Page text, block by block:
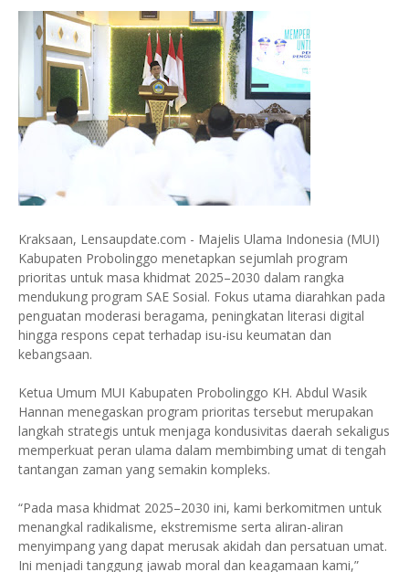
Kraksaan, Lensaupdate.com - Majelis Ulama Indonesia (MUI)
Kabupaten Probolinggo menetapkan sejumlah program
prioritas untuk masa khidmat 2025–2030 dalam rangka
mendukung program SAE Sosial. Fokus utama diarahkan pada
penguatan moderasi beragama, peningkatan literasi digital
hingga respons cepat terhadap isu-isu keumatan dan
kebangsaan.
Ketua Umum MUI Kabupaten Probolinggo KH. Abdul Wasik
Hannan menegaskan program prioritas tersebut merupakan
langkah strategis untuk menjaga kondusivitas daerah sekaligus
memperkuat peran ulama dalam membimbing umat di tengah
tantangan zaman yang semakin kompleks.
“Pada masa khidmat 2025–2030 ini, kami berkomitmen untuk
menangkal radikalisme, ekstremisme serta aliran-aliran
menyimpang yang dapat merusak akidah dan persatuan umat.
Ini menjadi tanggung jawab moral dan keagamaan kami,”